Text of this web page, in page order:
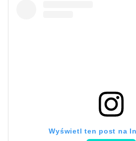
Wyświetl ten post na